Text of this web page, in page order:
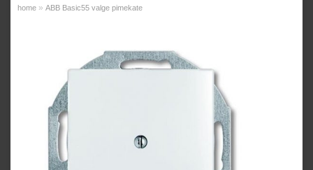
home » ABB Basic55 valge pimekate